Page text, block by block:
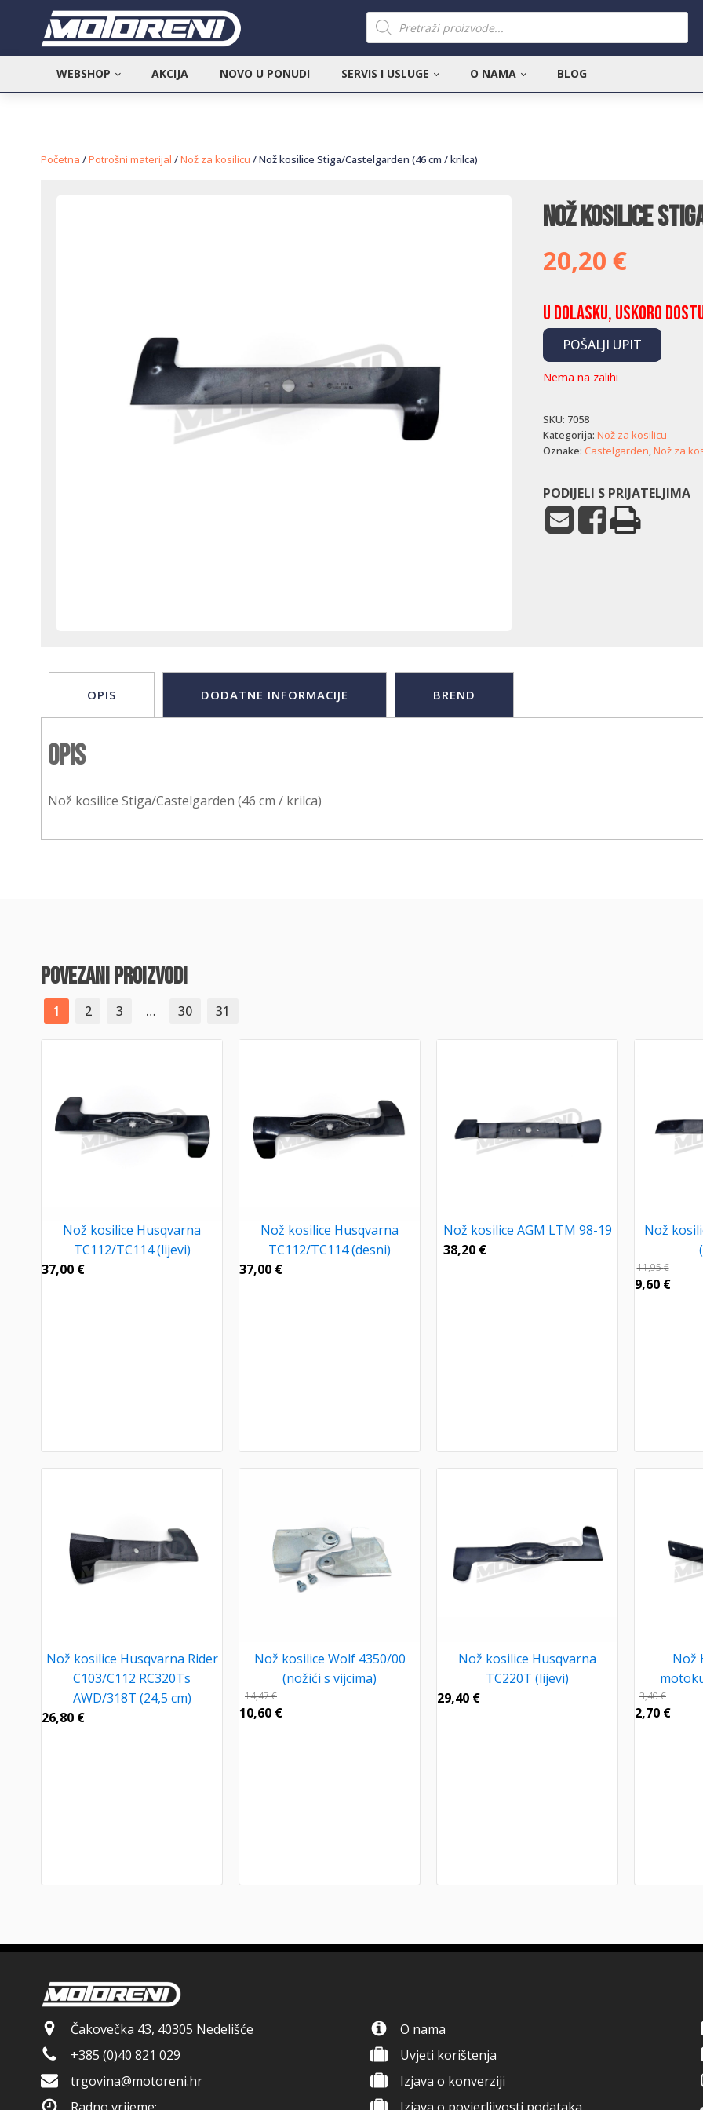
Products
search
WEBSHOP AKCIJA NOVO U PONUDI SERVIS I USLUGE O NAMA BLOG
Početna /Potrošni materijal /Nož za kosilicu / Nož kosilice Stiga/Castelgarden (46 cm / krilca)
Nož kosilice
20,20 €
U dolasku, uskoro
POŠALJI UPIT
Nema na zalihi
SKU: 7058
Kategorija: Nož za kosilicu
Oznake: Castelgarden,Nož za
PODIJELI S PRIJATELJIMA
OPIS DODATNE INFORMACIJE BREND
Opis
Nož kosilice Stiga/Castelgarden (46 cm / krilca)
povezani proizvodi
1 2 3 … 30 31
Nož kosilice Husqvarna
TC112/TC114 (lijevi)
37,00 €
Nož kosilice Husqvarna
TC112/TC114 (desni)
37,00 €
Nož kosilice AGM LTM 98-19
38,20 €
Nož
11,95€
9,60 €
Nož kosilice Husqvarna Rider
C103/C112 RC320Ts
AWD/318T (24,5 cm)
26,80 €
Nož kosilice Wolf 4350/00
(nožići s vijcima)
14,47€
10,60 €
Nož kosilice Husqvarna
TC220T (lijevi)
29,40 €
Nož
3,40€
2,70 €
Čakovečka 43, 40305 Nedelišće
+385 (0)40 821 029
trgovina@motoreni.hr
O nama
Uvjeti korištenja
Izjava o konverziji